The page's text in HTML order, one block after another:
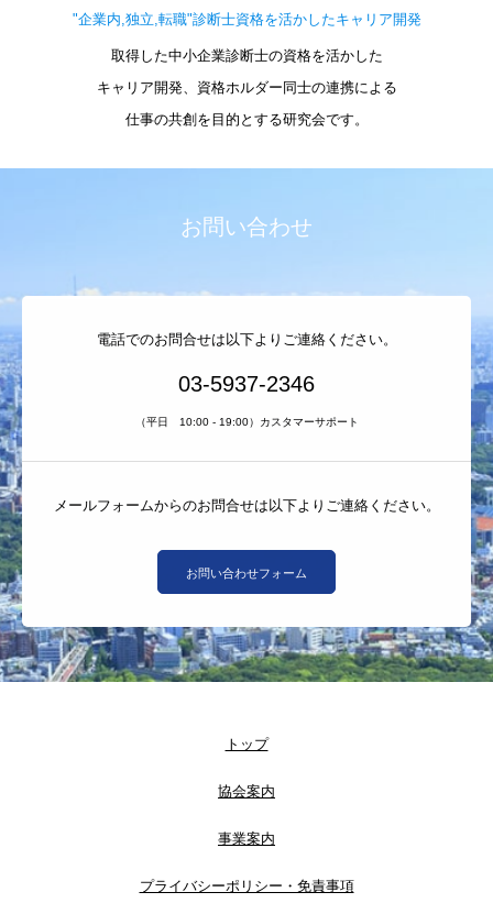
"企業内,独立,転職"診断士資格を活かしたキャリア開発
取得した中小企業診断士の資格を活かした
キャリア開発、資格ホルダー同士の連携による
仕事の共創を目的とする研究会です。
お問い合わせ
電話でのお問合せは以下よりご連絡ください。
03-5937-2346
（平日 10:00 - 19:00）カスタマーサポート
メールフォームからのお問合せは以下よりご連絡ください。
お問い合わせフォーム
トップ
協会案内
事業案内
プライバシーポリシー・免責事項